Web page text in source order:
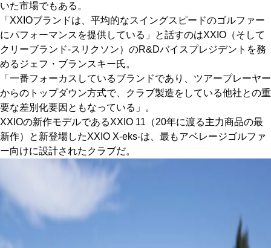
いた市場でもある。
「XXIOブランドは、平均的なスイングスピードのゴルファー
にパフォーマンスを提供している」と話すのはXXIO（そして
クリーブランド-スリクソン）のR&Dバイスプレジデントを務
めるジェフ・ブランスキー氏。
「一番フォーカスしているブランドであり、ツアープレーヤー
からのトップダウン方式で、クラブ製造をしている他社との重
要な差別化要因ともなっている」。
XXIOの新作モデルであるXXIO 11（20年に渡る主力商品の最
新作）と新登場したXXIO X-eks-は、最もアベレージゴルファ
ー向けに設計されたクラブだ。
PUTTERS パター
OTHER その他
Editor’s Picks 編集部のおすすめ
Our Team 私たちのチーム
Our Mission 私たちの使命
ABOUT US MyGolfSpyJapanとは？